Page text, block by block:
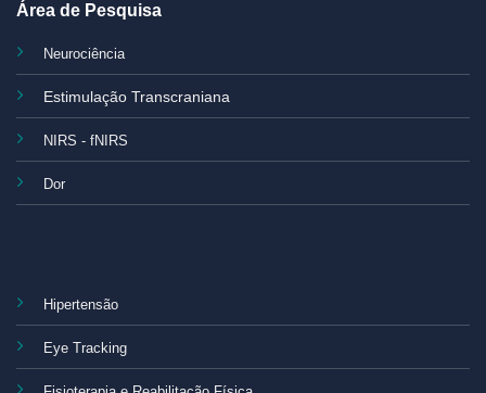
Área de Pesquisa
Neurociência
Estimulação Transcraniana
NIRS - fNIRS
Dor
Hipertensão
Eye Tracking